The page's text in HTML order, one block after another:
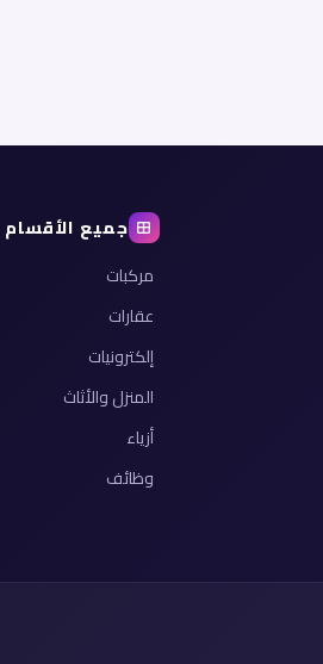
جميع الأقسام
مركبات
عقارات
إلكترونيات
المنزل والأثاث
أزياء
وظائف